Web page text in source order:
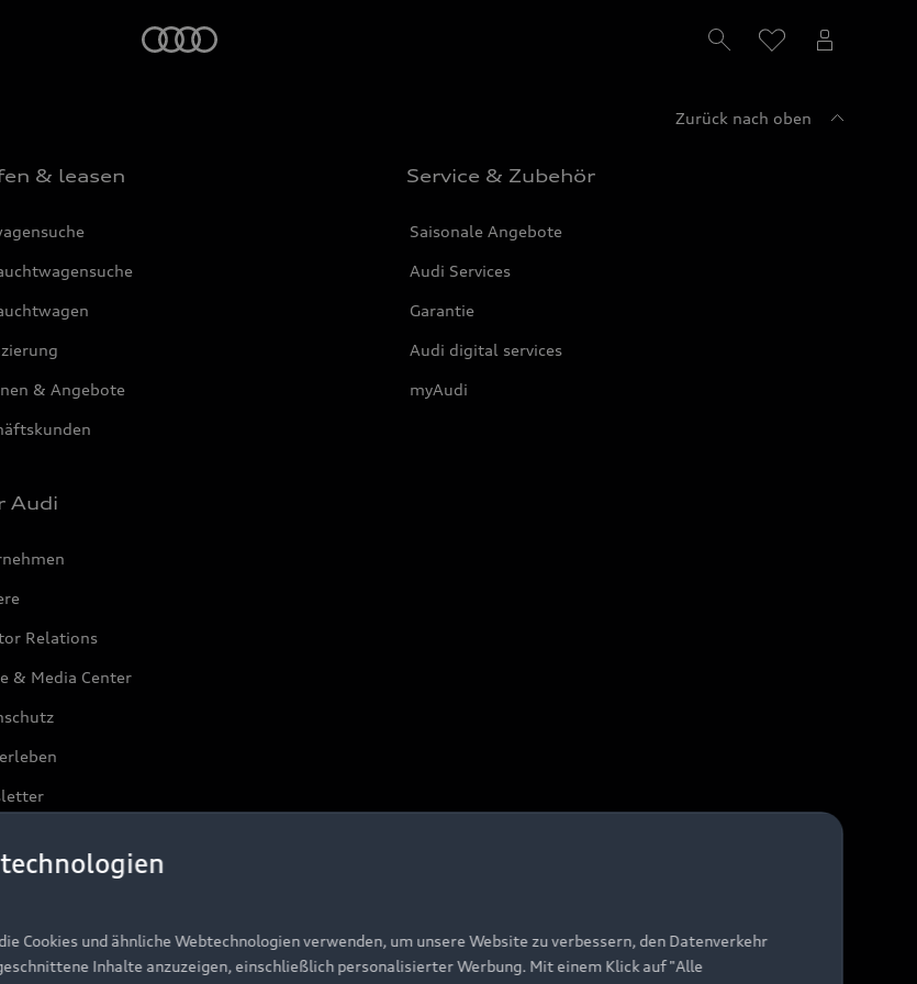
Zurück nach oben
& leasen
& Angebote
Service & Zubehör
Saisonale Angebote
Audi Services
Garantie
Audi digital services
myAudi
Audi
Relations
& Media Center
Cookies und ähnliche Webtechnologien verwenden, um unsere Website zu verbessern, den Datenverkehr
Inhalte anzuzeigen, einschließlich personalisierter Werbung. Mit einem Klick auf "Alle